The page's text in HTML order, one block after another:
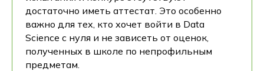
достаточно иметь аттестат. Это особенно
важно для тех, кто хочет войти в Data
Science с нуля и не зависеть от оценок,
полученных в школе по непрофильным
предметам.